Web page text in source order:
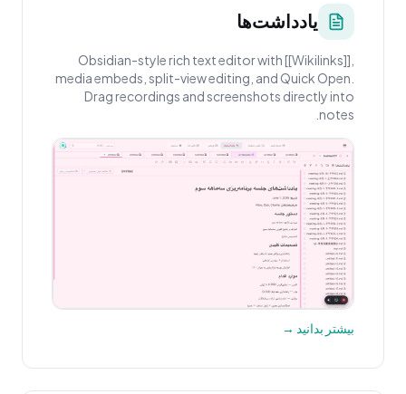
یادداشت‌ها
Obsidian-style rich text editor with [[Wikilinks]],
media embeds, split-view editing, and Quick Open.
Drag recordings and screenshots directly into
notes.
بیشتر بدانید →